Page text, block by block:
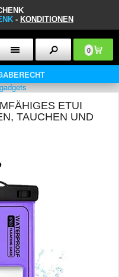
- KONDITIONEN
0
ETUI
TAUCHEN UND